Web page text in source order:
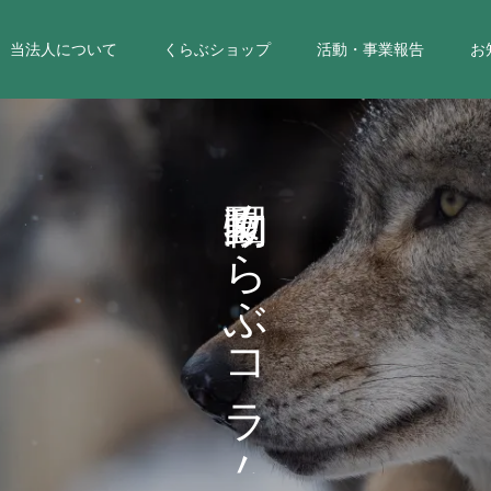
当法人について くらぶショップ 活動・事業報告 お
く
ら
ぶ
コ
ラ
ム